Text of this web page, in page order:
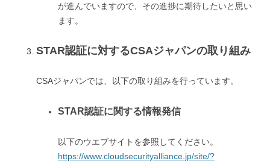
が進んでいますので、その進捗に期待したいと思い
ます。
STAR認証に対するCSAジャパンの取り組み
CSAジャパンでは、以下の取り組みを行っています。
STAR認証に関する情報発信
以下のウエブサイトを参照してください。
https://www.cloudsecurityalliance.jp/site/?